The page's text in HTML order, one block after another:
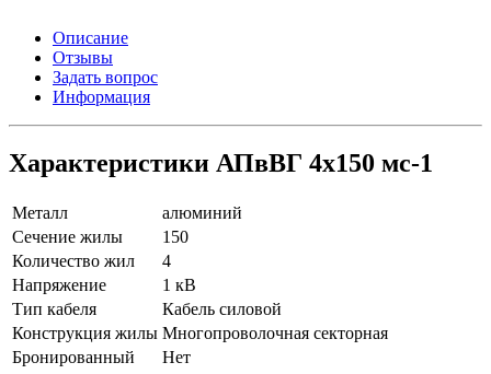
Описание
Отзывы
Задать вопрос
Информация
Характеристики АПвВГ 4х150 мс-1
Металл
алюминий
Сечение жилы
150
Количество жил
4
Напряжение
1 кВ
Тип кабеля
Кабель силовой
Конструкция жилы Многопроволочная секторная
Бронированный
Нет